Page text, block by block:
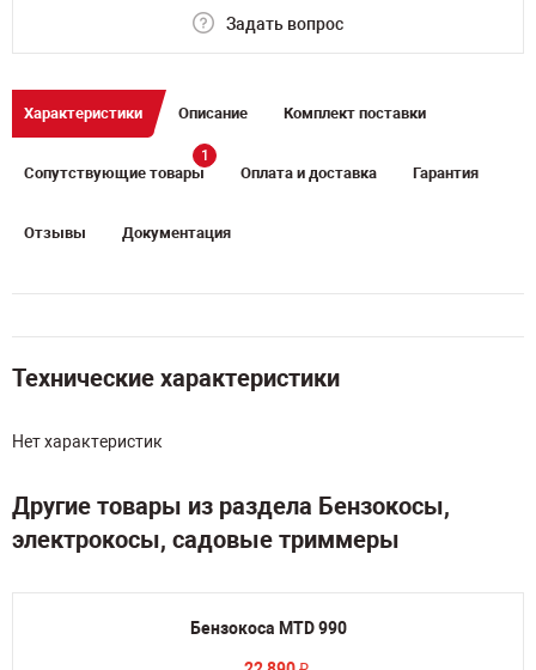
Задать вопрос
Характеристики Описание Комплект поставки
Сопутствующие товары
1
Оплата и доставка Гарантия
Отзывы Документация
Технические характеристики
Нет характеристик
Другие товары из раздела Бензокосы,
электрокосы, садовые триммеры
Бензокоса MTD 990